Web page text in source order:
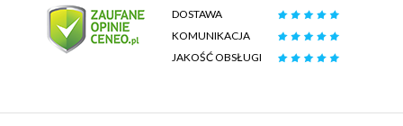
DOSTAWA
KOMUNIKACJA
JAKOŚĆ OBSŁUGI